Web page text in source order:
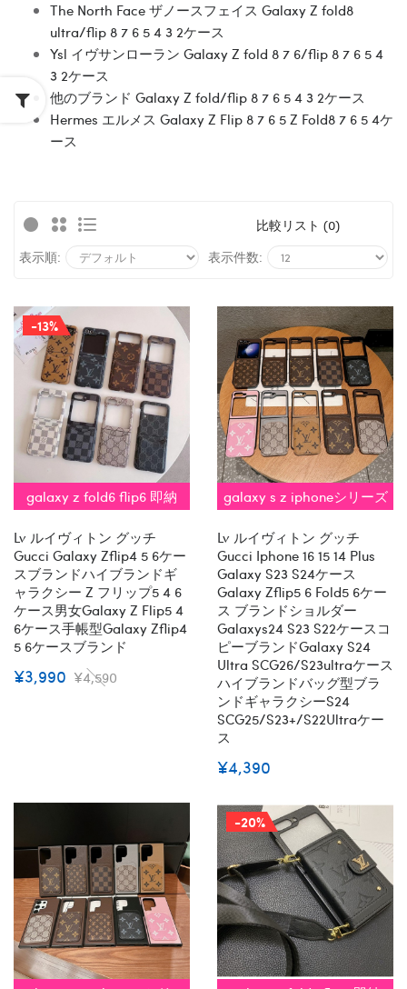
The North Face ザノースフェイス Galaxy Z fold8
ultra/flip 8 7 6 5 4 3 2ケース
Ysl イヴサンローラン Galaxy Z fold 8 7 6/flip 8 7 6 5 4
3 2ケース
他のブランド Galaxy Z fold/flip 8 7 6 5 4 3 2ケース
Hermes エルメス Galaxy Z Flip 8 7 6 5 Z Fold8 7 6 5 4ケ
ース
比較リスト (0)
表示順:
表示件数:
-13%
galaxy z fold6 flip6 即納
Lv ルイヴィトン グッチ
Gucci Galaxy Zflip4 5 6ケー
スブランドハイブランドギ
ャラクシー Z フリップ5 4 6
ケース男女galaxy Z Flip5 4
6ケース手帳型Galaxy Zflip4
5 6ケースブランド
¥3,990 ¥4,590
galaxy s z iphoneシリーズ
Lv ルイヴィトン グッチ
Gucci Iphone 16 15 14 Plus
Galaxy S23 S24ケース
Galaxy Zflip5 6 Fold5 6ケー
ス ブランドショルダー
Galaxys24 S23 S22ケースコ
ピーブランドGalaxy S24
Ultra SCG26/s23ultraケース
ハイブランドバッグ型ブラ
ンドギャラクシーs24
SCG25/S23+/S22Ultraケー
ス
¥4,390
-20%